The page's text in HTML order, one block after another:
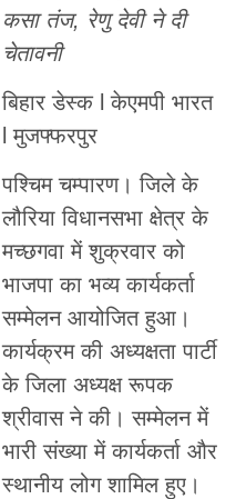
कसा तंज, रेणु देवी ने दी
चेतावनी
बिहार डेस्क l केएमपी भारत
l मुजफ्फरपुर
पश्चिम चम्पारण। जिले के
लौरिया विधानसभा क्षेत्र के
मच्छगवा में शुक्रवार को
भाजपा का भव्य कार्यकर्ता
सम्मेलन आयोजित हुआ।
कार्यक्रम की अध्यक्षता पार्टी
के जिला अध्यक्ष रूपक
श्रीवास ने की। सम्मेलन में
भारी संख्या में कार्यकर्ता और
स्थानीय लोग शामिल हुए।